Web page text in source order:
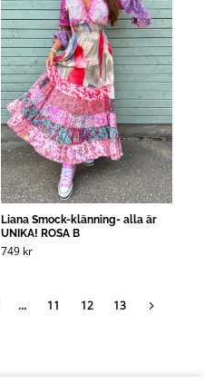
Liana Smock-klänning- alla är
UNIKA! ROSA B
749 kr
… 11 12 13